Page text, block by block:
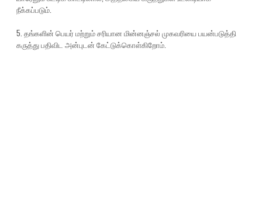
நீக்கப்படும்.
5. தங்களின் பெயர் மற்றும் சரியான மின்னஞ்சல் முகவரியை பயன்படுத்தி
கருத்து பதிவிட அன்புடன் கேட்டுக்கொள்கிறோம்.